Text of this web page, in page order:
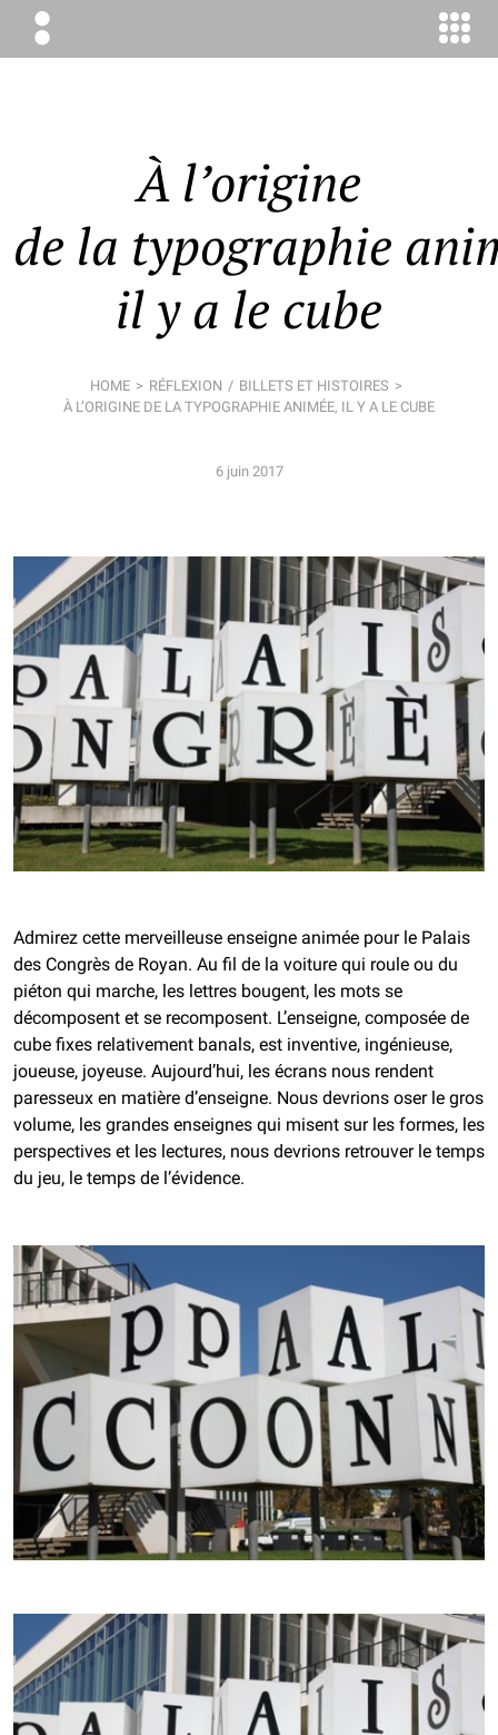
ÉLODIE
BOYER
À l’origine
de la typographie
il y a le cube
HOME RÉFLEXION
BILLETS ET HISTOIRES
À L’ORIGINE DE LA TYPOGRAPHIE ANIMÉE, IL Y A LE CUBE
6 juin 2017
Admirez cette merveilleuse enseigne animée pour le Palais
des Congrès de Royan. Au fil de la voiture qui roule ou du
piéton qui marche, les lettres bougent, les mots se
décomposent et se recomposent. L’enseigne, composée de
cube fixes relativement banals, est inventive, ingénieuse,
joueuse, joyeuse. Aujourd’hui, les écrans nous rendent
paresseux en matière d’enseigne. Nous devrions oser le gros
volume, les grandes enseignes qui misent sur les formes, les
perspectives et les lectures, nous devrions retrouver le temps
du jeu, le temps de l’évidence.